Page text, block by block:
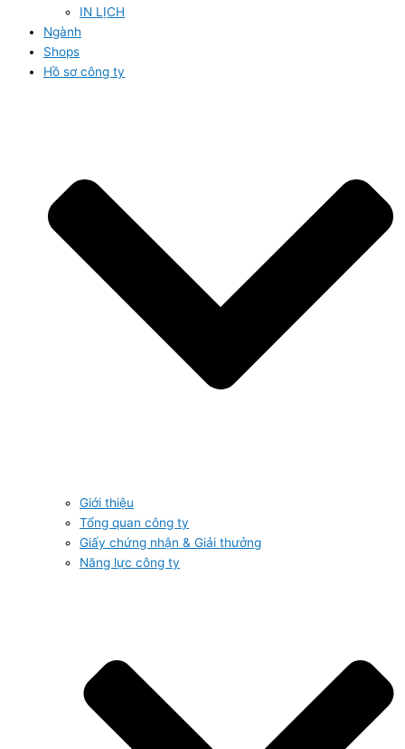
IN LỊCH
Ngành
Shops
Hồ sơ công ty
Giới thiệu
Tổng quan công ty
Giấy chứng nhận & Giải thưởng
Năng lực công ty